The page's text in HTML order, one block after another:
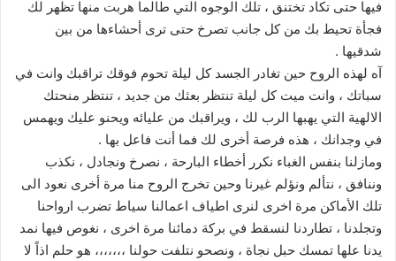
فيها حتى تكاد تختنق ، تلك الوجوه التي طالما هربت منها تظهر لك
فجأة تحيط بك من كل جانب تصرخ حتى ترى أحشاءها من بين
شدقيها .
آه لهذه الروح حين تغادر الجسد كل ليلة تحوم فوقك تراقبك وانت في
سباتك ، وانت ميت كل ليلة تنتظر بعثك من جديد ، تنتظر منحتك
الالهية التي يهبها الرب لك ، ويراقبك من عليائه ويحنو عليك ويهمس
في وجدانك ، هذه فرصة أخرى لك فما أنت فاعل بها .
ومازلنا بنفس الغباء نكرر أخطاء البارحة ، نصرخ ونجادل ، نكذب
وننافق ، نتألم ونؤلم غيرنا وحين تخرج الروح منا مرة أخرى نعود الى
تلك الأماكن مرة اخرى لنرى اطياف اعمالنا سياط تضرب ارواحنا
وتجلدنا ، تطاردنا لنسقط في بركة دمائنا مرة اخرى ، نغوص فيها نمد
يدنا علها تمسك حبل نجاة ، ونصحو نتلفت حولنا ،،،،،،، هو حلم اذاً لا